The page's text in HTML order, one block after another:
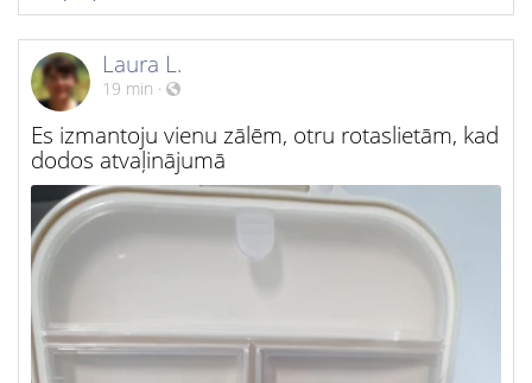
Laura L.
19 min ·
Es izmantoju vienu zālēm, otru rotaslietām, kad
dodos atvaļinājumā